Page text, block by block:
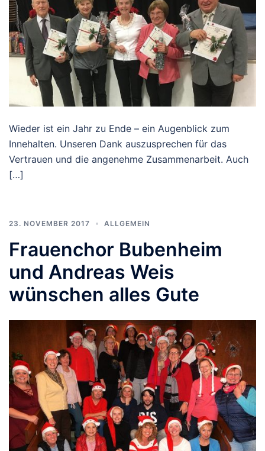
Wieder ist ein Jahr zu Ende – ein Augenblick zum
Innehalten. Unseren Dank auszusprechen für das
Vertrauen und die angenehme Zusammenarbeit. Auch
[…]
23. NOVEMBER 2017 ALLGEMEIN
Frauenchor Bubenheim
und Andreas Weis
wünschen alles Gute